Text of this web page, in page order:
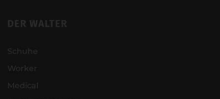
DER WALTER
Schuhe
Worker
Medical